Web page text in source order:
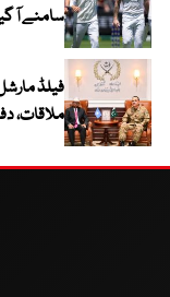
سامنے آ
فیلڈ
ملاقات،